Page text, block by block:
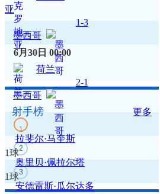
亚
1-3
墨西哥
6月30日 00:00
荷兰
2-1
墨西哥
射手榜 更多
1
拉斐尔·马奎斯
1球2
奥里贝·佩拉尔塔
1球3
安德雷斯·瓜尔达多